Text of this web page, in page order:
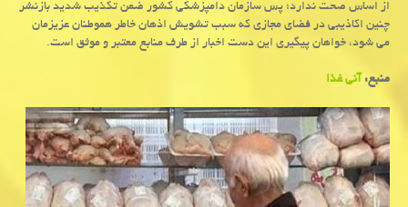
از اساس صحّت ندارد؛ پس سازمان دامپزشكی كشور ضمن تكذیب شدید بازنشر
چنین اكاذیبی در فضای مجازی كه سبب تشویش اذهان خاطر هموطنان عزیزمان
می شود، خواهان پیگیری این دست اخبار از طرف منابع معتبر و موثق است.
منبع:آنی غذا